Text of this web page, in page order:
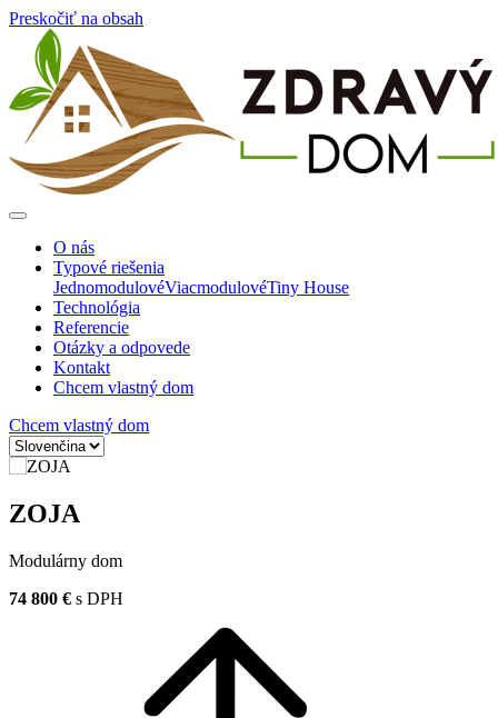
Preskočiť na obsah
O nás
Typové riešenia
JednomodulovéViacmodulovéTiny House
Technológia
Referencie
Otázky a odpovede
Kontakt
Chcem vlastný dom
Chcem vlastný dom
ZOJA
Modulárny dom
74 800 € s DPH